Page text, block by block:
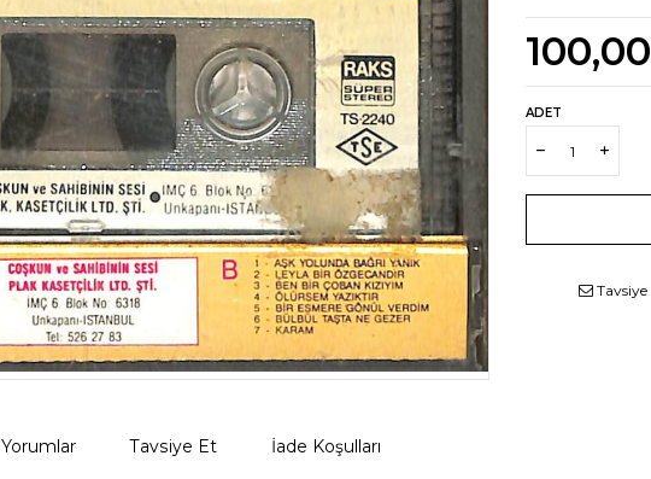
100,00
ADET
Tavsiye
Yorumlar Tavsiye Et İade Koşulları